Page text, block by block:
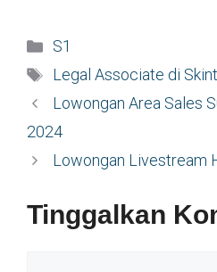
Kategori
S1
Tag
Legal Associate di
Lowongan Area Sales
2024
Lowongan Livestream
Tinggalkan